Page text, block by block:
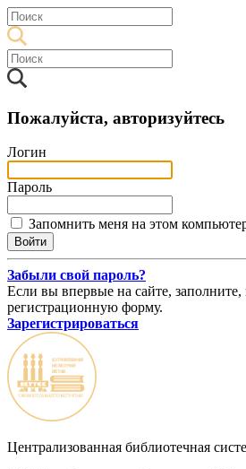
Пожалуйста, авторизуйтесь
Логин
Пароль
Запомнить меня на этом
Забыли свой пароль?
Если вы впервые на сайте, заполните,
регистрационную форму.
Зарегистрироваться
Централизованная библиотечная